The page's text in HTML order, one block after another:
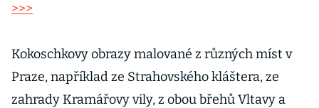
>>>
Kokoschkovy obrazy malované z různých míst v
Praze, například ze Strahovského kláštera, ze
zahrady Kramářovy vily, z obou břehů Vltavy a